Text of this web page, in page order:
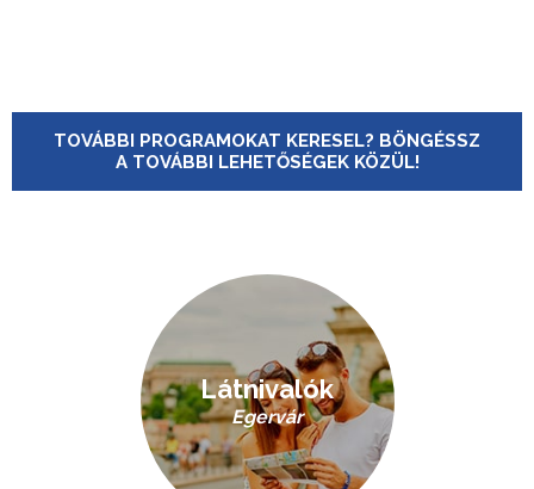
TOVÁBBI PROGRAMOKAT KERESEL? BÖNGÉSSZ
A TOVÁBBI LEHETŐSÉGEK KÖZÜL!
Látnivalók
Egervár